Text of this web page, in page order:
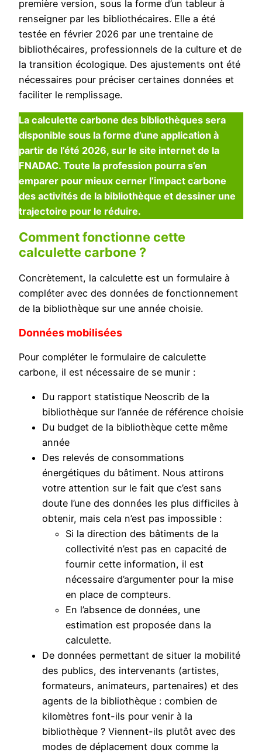
première version, sous la forme d’un tableur à
renseigner par les bibliothécaires. Elle a été
testée en février 2026 par une trentaine de
bibliothécaires, professionnels de la culture et de
la transition écologique. Des ajustements ont été
nécessaires pour préciser certaines données et
faciliter le remplissage.
La calculette carbone des bibliothèques sera
disponible sous la forme d’une application à
partir de l’été 2026, sur le site internet de la
FNADAC. Toute la profession pourra s’en
emparer pour mieux cerner l’impact carbone
des activités de la bibliothèque et dessiner une
trajectoire pour le réduire.
Comment fonctionne cette
calculette carbone ?
Concrètement, la calculette est un formulaire à
compléter avec des données de fonctionnement
de la bibliothèque sur une année choisie.
Données mobilisées
Pour compléter le formulaire de calculette
carbone, il est nécessaire de se munir :
Du rapport statistique Neoscrib de la
bibliothèque sur l’année de référence choisie
Du budget de la bibliothèque cette même
année
Des relevés de consommations
énergétiques du bâtiment. Nous attirons
votre attention sur le fait que c’est sans
doute l’une des données les plus difficiles à
obtenir, mais cela n’est pas impossible :
Si la direction des bâtiments de la
collectivité n’est pas en capacité de
fournir cette information, il est
nécessaire d’argumenter pour la mise
en place de compteurs.
En l’absence de données, une
estimation est proposée dans la
calculette.
De données permettant de situer la mobilité
des publics, des intervenants (artistes,
formateurs, animateurs, partenaires) et des
agents de la bibliothèque : combien de
kilomètres font-ils pour venir à la
bibliothèque ? Viennent-ils plutôt avec des
modes de déplacement doux comme la